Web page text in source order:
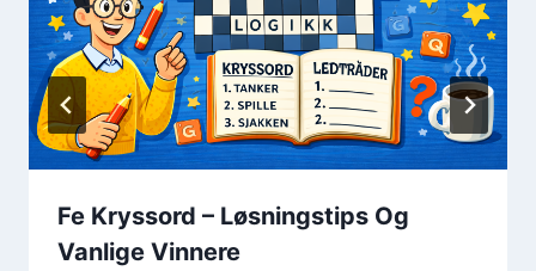
Fe Kryssord – Løsningstips Og
Vanlige Vinnere